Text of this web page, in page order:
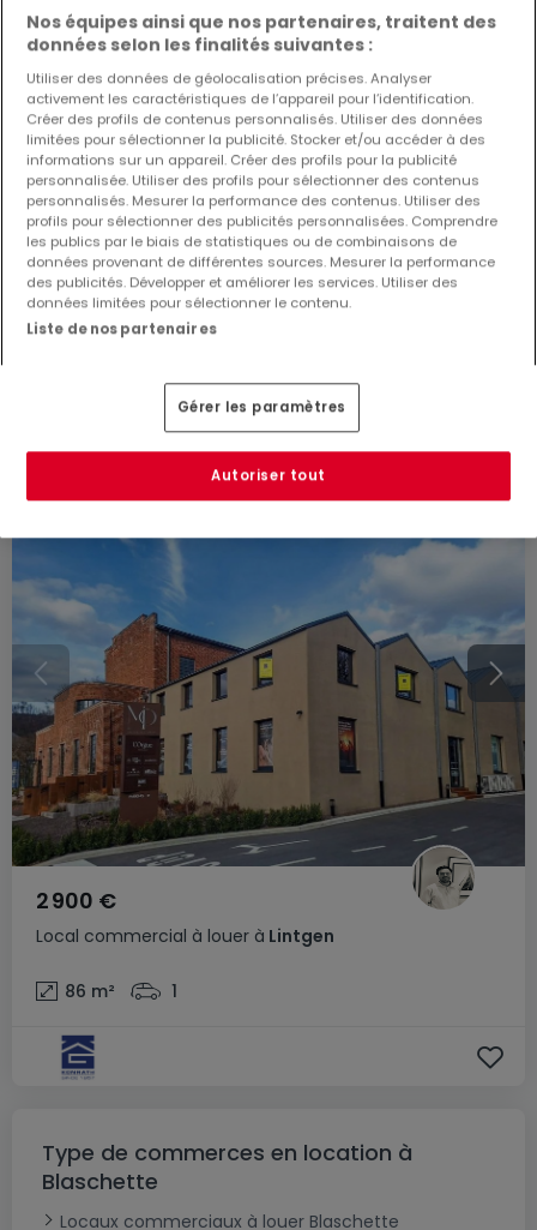
Local commercial à louer àLorentzweiler
2 750 €
Local commercial à louer à Lintgen
2 900 €
86 m² 1
Type de commerces en location à
Blaschette
Locaux commerciaux à louer Blaschette
Nos équipes ainsi que nos partenaires, traitent des
données selon les finalités suivantes :
Utiliser des données de géolocalisation précises. Analyser
activement les caractéristiques de l’appareil pour l’identification.
Créer des profils de contenus personnalisés. Utiliser des données
limitées pour sélectionner la publicité. Stocker et/ou accéder à des
informations sur un appareil. Créer des profils pour la publicité
personnalisée. Utiliser des profils pour sélectionner des contenus
personnalisés. Mesurer la performance des contenus. Utiliser des
profils pour sélectionner des publicités personnalisées. Comprendre
les publics par le biais de statistiques ou de combinaisons de
données provenant de différentes sources. Mesurer la performance
des publicités. Développer et améliorer les services. Utiliser des
données limitées pour sélectionner le contenu.
Liste de nos partenaires
Gérer les paramètres
Autoriser tout